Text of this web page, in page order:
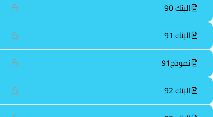
البنك 90
البنك 91
نموذج91
البنك 92